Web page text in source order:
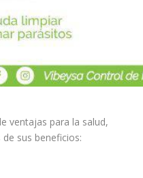
ventajas para la salud,
sus beneficios: